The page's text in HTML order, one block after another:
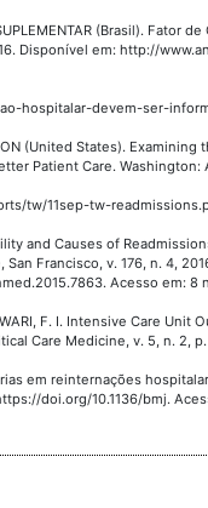
(Brasil). Fator
Disponível em: http://
hospitalar-devem-ser-
(United States).
Patient Care. Washington:
tw/11sep-tw-
and Causes of
Francisco, v. 176, n. 4,
Acesso em: 8
F. I. Intensive Care
Care Medicine, v. 5, n. 2,
em reinternações
doi.org/10.1136/bmj.